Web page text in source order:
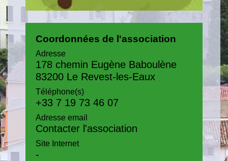
Coordonnées de l'association
Adresse
178 chemin Eugène Baboulène
83200 Le Revest-les-Eaux
Téléphone(s)
+33 7 19 73 46 07
Adresse email
Contacter l'association
Site Internet
-